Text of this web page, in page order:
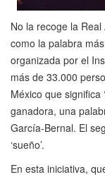
No la recoge la
como la palabra
organizada por el
más de 33.000
México que significa
ganadora, una
García-Bernal. El
‘sueño’.
En esta iniciativa,